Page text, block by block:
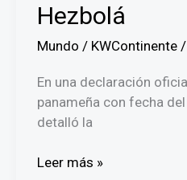
Hezbolá
Mundo / KWContinente /
En una declaración
panameña con fecha
detalló la
Embajada
Leer más »